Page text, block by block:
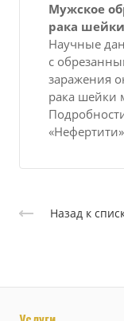
Мужское
рака
Научные
с
заражения
рака шейки
Назад к